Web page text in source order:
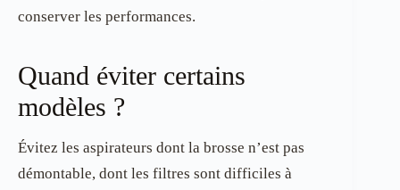
conserver les performances.
Quand éviter certains
modèles ?
Évitez les aspirateurs dont la brosse n’est pas
démontable, dont les filtres sont difficiles à